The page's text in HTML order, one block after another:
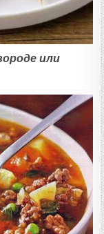
или